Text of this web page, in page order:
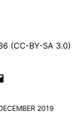
(CC-BY-SA 3.0)
länk
2019